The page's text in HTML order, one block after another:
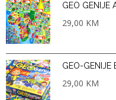
GEO GENIJE
29,00 KM
GEO-GENIJE
29,00 KM